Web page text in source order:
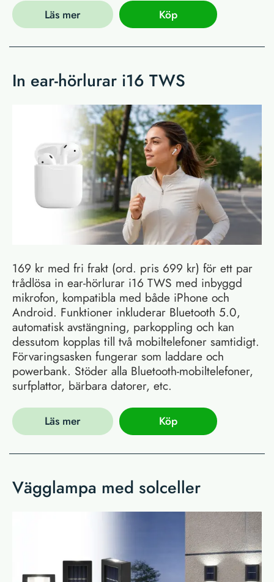
Läs mer Köp
In ear-hörlurar i16 TWS
169 kr med fri frakt (ord. pris 699 kr) för ett par
trådlösa in ear-hörlurar i16 TWS med inbyggd
mikrofon, kompatibla med både iPhone och
Android. Funktioner inkluderar Bluetooth 5.0,
automatisk avstängning, parkoppling och kan
dessutom kopplas till två mobiltelefoner samtidigt.
Förvaringsasken fungerar som laddare och
powerbank. Stöder alla Bluetooth-mobiltelefoner,
surfplattor, bärbara datorer, etc.
Läs mer Köp
Vägglampa med solceller